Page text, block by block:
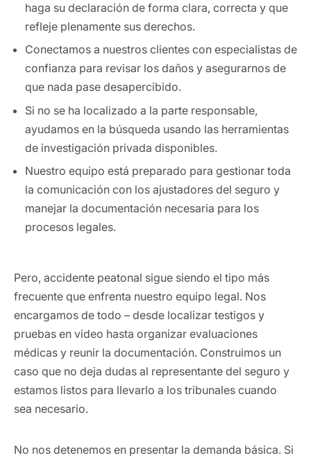
haga su declaración de forma clara, correcta y que
refleje plenamente sus derechos.
Conectamos a nuestros clientes con especialistas de
confianza para revisar los daños y asegurarnos de
que nada pase desapercibido.
Si no se ha localizado a la parte responsable,
ayudamos en la búsqueda usando las herramientas
de investigación privada disponibles.
Nuestro equipo está preparado para gestionar toda
la comunicación con los ajustadores del seguro y
manejar la documentación necesaria para los
procesos legales.
Pero, accidente peatonal sigue siendo el tipo más
frecuente que enfrenta nuestro equipo legal. Nos
encargamos de todo – desde localizar testigos y
pruebas en video hasta organizar evaluaciones
médicas y reunir la documentación. Construimos un
caso que no deja dudas al representante del seguro y
estamos listos para llevarlo a los tribunales cuando
sea necesario.
No nos detenemos en presentar la demanda básica. Si